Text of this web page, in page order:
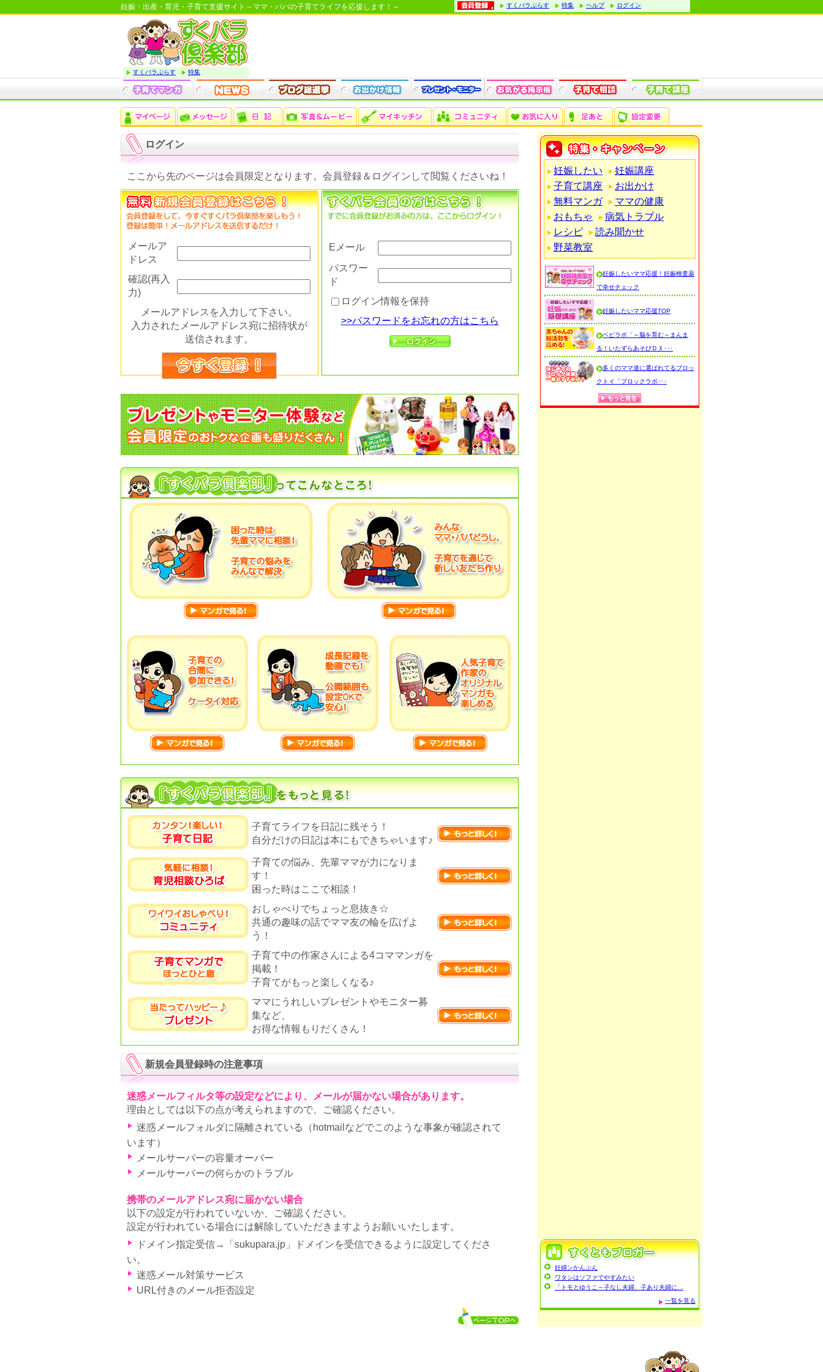
妊娠・出産・育児・子育て支援サイト～ママ・パパの子育てライフを応援します！～ すくパラぷらす 特集 ヘルプ ログイン
すくパラぷらす 特集
ログイン
ここから先のページは会員限定となります。会員登録＆ログインして閲覧くださいね！
メールア
ドレス
確認(再入
力)
メールアドレスを入力して下さい。
入力されたメールアドレス宛に招待状が
送信されます。
Eメール
パスワー
ド
ログイン情報を保持
>>パスワードをお忘れの方はこちら
子育てライフを日記に残そう！
自分だけの日記は本にもできちゃいます♪
子育ての悩み、先輩ママが力になりま
す！
困った時はここで相談！
おしゃべりでちょっと息抜き☆
共通の趣味の話でママ友の輪を広げよ
う！
子育て中の作家さんによる4コママンガを
掲載！
子育てがもっと楽しくなる♪
ママにうれしいプレゼントやモニター募
集など、
お得な情報もりだくさん！
新規会員登録時の注意事項
迷惑メールフィルタ等の設定などにより、メールが届かない場合があります。
理由としては以下の点が考えられますので、ご確認ください。
迷惑メールフォルダに隔離されている（hotmailなどでこのような事象が確認されて
います）
メールサーバーの容量オーバー
メールサーバーの何らかのトラブル
携帯のメールアドレス宛に届かない場合
以下の設定が行われていないか、ご確認ください。
設定が行われている場合には解除していただきますようお願いいたします。
ドメイン指定受信→「sukupara.jp」ドメインを受信できるように設定してくださ
い。
迷惑メール対策サービス
URL付きのメール拒否設定
妊娠したい
妊娠講座
子育て講座
お出かけ
無料マンガ
ママの健康
おもちゃ
病気トラブル
レシピ
読み聞かせ
野菜教室
妊娠したいママ応援！妊娠検査薬
で幸せチェック
妊娠したいママ応援TOP
ベビラボ「～脳を育む～まんま
る！いたずらあそびＤＸ･･･
多くのママ達に選ばれてるブロッ
クトイ「ブロックラボ･･･
妊婦ンかんぷん
ワタシはソファでやすみたい
「トモとゆうこ～子なし夫婦、子あり夫婦に…
一覧を見る